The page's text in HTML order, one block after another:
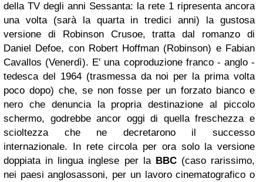
della TV degli anni Sessanta: la rete 1 ripresenta ancora
una volta (sarà la quarta in tredici anni) la gustosa
versione di Robinson Crusoe, tratta dal romanzo di
Daniel Defoe, con Robert Hoffman (Robinson) e Fabian
Cavallos (Venerdì). E' una coproduzione franco - anglo -
tedesca del 1964 (trasmessa da noi per la prima volta
poco dopo) che, se non fosse per un forzato bianco e
nero che denuncia la propria destinazione al piccolo
schermo, godrebbe ancor oggi di quella freschezza e
scioltezza che ne decretarono il successo
internazionale. In rete circola per ora solo la versione
doppiata in lingua inglese per la BBC(caso rarissimo,
nei paesi anglosassoni, per un lavoro cinematografico o